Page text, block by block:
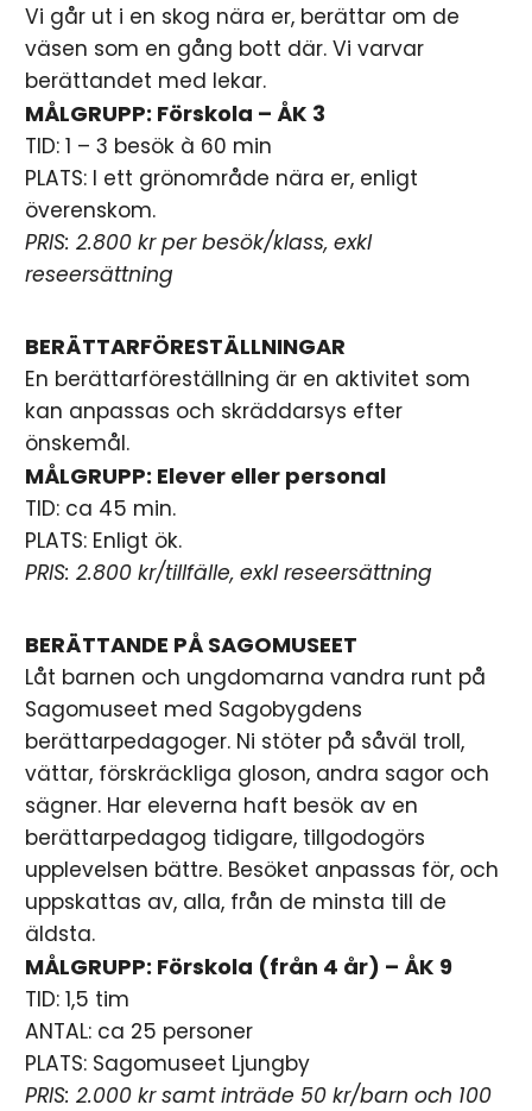
Vi går ut i en skog nära er, berättar om de
väsen som en gång bott där. Vi varvar
berättandet med lekar.
MÅLGRUPP: Förskola – ÅK 3
TID: 1 – 3 besök à 60 min
PLATS: I ett grönområde nära er, enligt
överenskom.
PRIS: 2.800 kr per besök/klass, exkl
reseersättning
BERÄTTARFÖRESTÄLLNINGAR
En berättarföreställning är en aktivitet som
kan anpassas och skräddarsys efter
önskemål.
MÅLGRUPP: Elever eller personal
TID: ca 45 min.
PLATS: Enligt ök.
PRIS: 2.800 kr/tillfälle, exkl reseersättning
BERÄTTANDE PÅ SAGOMUSEET
Låt barnen och ungdomarna vandra runt på
Sagomuseet med Sagobygdens
berättarpedagoger. Ni stöter på såväl troll,
vättar, förskräckliga gloson, andra sagor och
sägner. Har eleverna haft besök av en
berättarpedagog tidigare, tillgodogörs
upplevelsen bättre. Besöket anpassas för, och
uppskattas av, alla, från de minsta till de
äldsta.
MÅLGRUPP: Förskola (från 4 år) – ÅK 9
TID: 1,5 tim
ANTAL: ca 25 personer
PLATS: Sagomuseet Ljungby
PRIS: 2.000 kr samt inträde 50 kr/barn och 100